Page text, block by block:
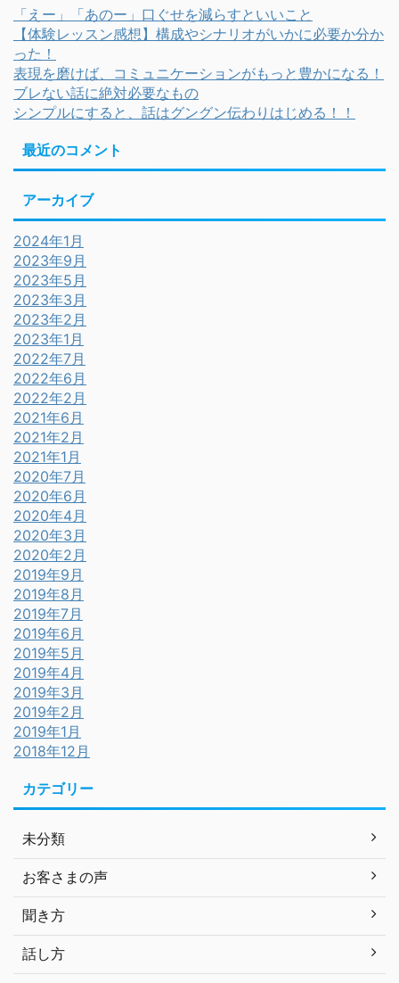
「えー」「あのー」口ぐせを減らすといいこと
【体験レッスン感想】構成やシナリオがいかに必要か分か
った！
表現を磨けば、コミュニケーションがもっと豊かになる！
ブレない話に絶対必要なもの
シンプルにすると、話はグングン伝わりはじめる！！
最近のコメント
アーカイブ
2024年1月
2023年9月
2023年5月
2023年3月
2023年2月
2023年1月
2022年7月
2022年6月
2022年2月
2021年6月
2021年2月
2021年1月
2020年7月
2020年6月
2020年4月
2020年3月
2020年2月
2019年9月
2019年8月
2019年7月
2019年6月
2019年5月
2019年4月
2019年3月
2019年2月
2019年1月
2018年12月
カテゴリー
未分類
お客さまの声
聞き方
話し方